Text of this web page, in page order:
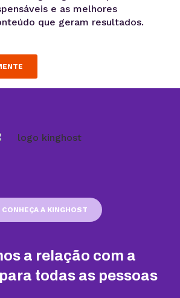
e as melhores
que geram resultados.
CONHEÇA A KINGHOST
a relação com a
todas as pessoas